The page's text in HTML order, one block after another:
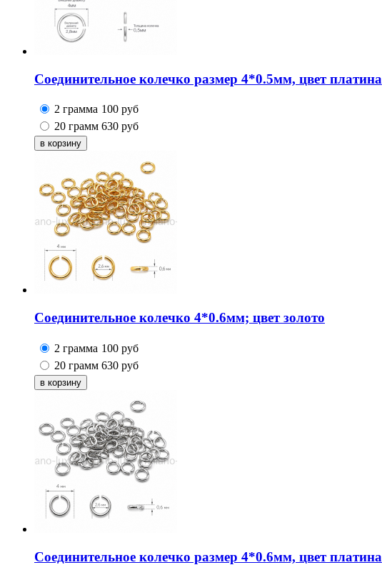
Соединительное колечко размер 4*0.5мм, цвет платина
2 грамма 100 руб
20 грамм 630 руб
Соединительное колечко 4*0.6мм; цвет золото
2 грамма 100 руб
20 грамм 630 руб
Соединительное колечко размер 4*0.6мм, цвет платина